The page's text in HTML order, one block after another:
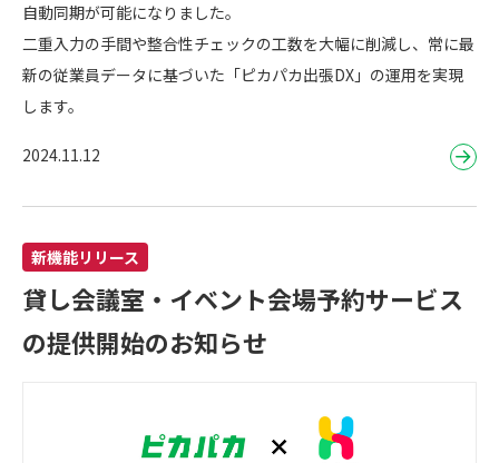
自動同期が可能になりました。
二重入力の手間や整合性チェックの工数を大幅に削減し、常に最
新の従業員データに基づいた「ピカパカ出張DX」の運用を実現
します。
2024.11.12
新機能リリース
貸し会議室・イベント会場予約サービス
の提供開始のお知らせ